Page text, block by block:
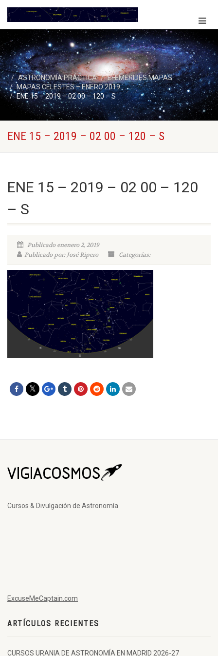
ASTRONOMÍA PRÁCTICA
EFEMERIDES MAPAS
MAPAS CELESTES – ENERO 2019
ENE 15 – 2019 – 02 00 – 120 – S
ENE 15 – 2019 – 02 00 – 120 – S
ENE 15 – 2019 – 02 00 – 120
– S
Publicado enenero 2, 2019
Publicado por: José Ripero
Categorías:
Cursos & Divulgación de Astronomía
ExcuseMeCaptain.com
ARTÍCULOS RECIENTES
CURSOS URANIA DE ASTRONOMÍA EN MADRID 2026-27